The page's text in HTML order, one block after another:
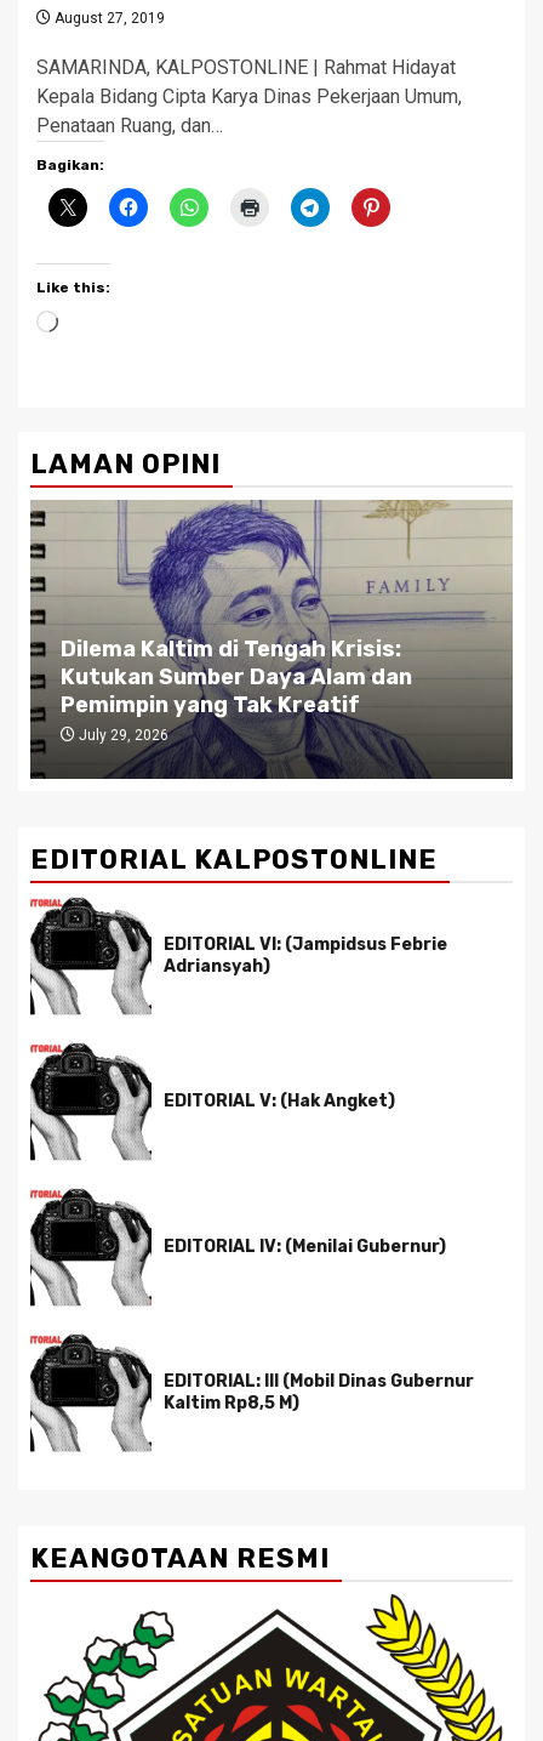
August 27, 2019
SAMARINDA, KALPOSTONLINE | Rahmat Hidayat
Kepala Bidang Cipta Karya Dinas Pekerjaan Umum,
Penataan Ruang, dan…
Bagikan:
Like this:
Loading…
LAMAN OPINI
Dilema Kaltim di Tengah Krisis:
Kutukan Sumber Daya Alam dan
Pemimpin yang Tak Kreatif
July 29, 2026
EDITORIAL KALPOSTONLINE
EDITORIAL VI: (Jampidsus Febrie
Adriansyah)
EDITORIAL V: (Hak Angket)
EDITORIAL IV: (Menilai Gubernur)
EDITORIAL: III (Mobil Dinas Gubernur
Kaltim Rp8,5 M)
KEANGOTAAN RESMI